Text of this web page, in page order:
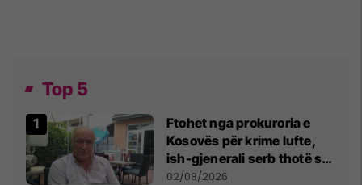
Top 5
Ftohet nga prokuroria e
Kosovës për krime lufte,
ish-gjenerali serb thotë se
dikush e tradhtoi në
02/08/2026